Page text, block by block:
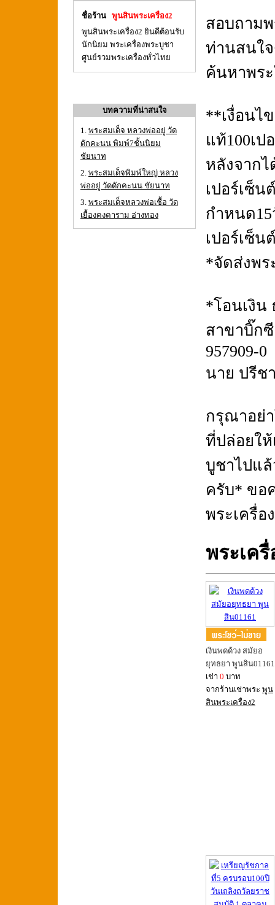
ชื่อร้าน พูนสินพระเครื่อง2
พูนสินพระเครื่อง2 ยินดีต้อนรับ
นักนิยม พระเครื่องพระบูชา
ศูนย์รวมพระเครื่องทั่วไทย
บทความที่น่าสนใจ
1. พระสมเด็จ หลวงพ่ออยู่ วัด
ดักคะนน พิมพ์7ชั้นนิยม
ชัยนาท
2. พระสมเด็จพิมพ์ใหญ่ หลวง
พ่ออยู่ วัดดักคะนน ชัยนาท
3. พระสมเด็จหลวงพ่อเชื้อ วัด
เยื้องคงคาราม อ่างทอง
สอบถาม
ท่านสนใจ
ค้นหาพร
**เงื่อนไ
แท้100เ
หลังจาก
เปอร์เซ็
กำหนด
เปอร์เซ็น
*จัดส่งพร
*โอนเงิ
สาขาบิ๊ก
957909-0
นาย ปรีช
กรุณาอย่
ที่ปล่อยให้
บูชาไปแ
ครับ* ขอ
พระเครื่
พระเค
เงินพดด้วง สมัยอ
ยุทธยา พูนสิน01161
เช่า 0 บาท
จากร้านเช่าพระ พูน
สินพระเครื่อง2